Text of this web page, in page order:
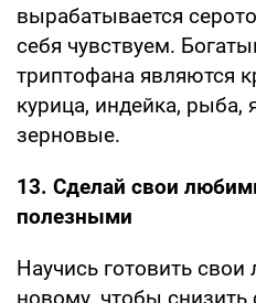
вырабатывается
себя чувствуем.
триптофана являются
курица, индейка, рыба,
зерновые.
13. Сделай свои
полезными
Научись готовить
новому, чтобы